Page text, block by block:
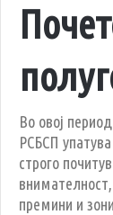
Во овој
РСБСП
строго
премини и